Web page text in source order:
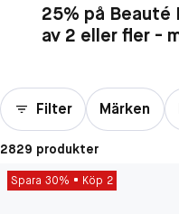
25% på Beauté
av 2 eller fler -
Filter Märken
2829 produkter
Spara 30% Köp 2